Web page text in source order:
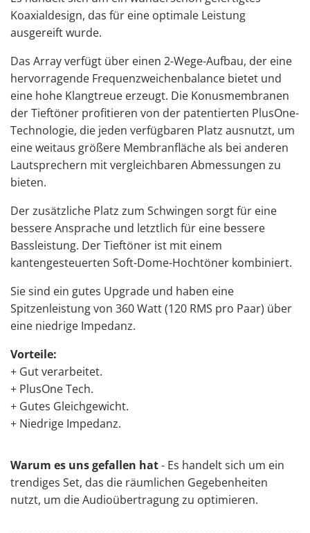
Koaxialdesign, das für eine optimale Leistung
ausgereift wurde.
Das Array verfügt über einen 2-Wege-Aufbau, der eine
hervorragende Frequenzweichenbalance bietet und
eine hohe Klangtreue erzeugt. Die Konusmembranen
der Tieftöner profitieren von der patentierten PlusOne-
Technologie, die jeden verfügbaren Platz ausnutzt, um
eine weitaus größere Membranfläche als bei anderen
Lautsprechern mit vergleichbaren Abmessungen zu
bieten.
Der zusätzliche Platz zum Schwingen sorgt für eine
bessere Ansprache und letztlich für eine bessere
Bassleistung. Der Tieftöner ist mit einem
kantengesteuerten Soft-Dome-Hochtöner kombiniert.
Sie sind ein gutes Upgrade und haben eine
Spitzenleistung von 360 Watt (120 RMS pro Paar) über
eine niedrige Impedanz.
Vorteile:
+ Gut verarbeitet.
+ PlusOne Tech.
+ Gutes Gleichgewicht.
+ Niedrige Impedanz.
Warum es uns gefallen hat- Es handelt sich um ein
trendiges Set, das die räumlichen Gegebenheiten
nutzt, um die Audioübertragung zu optimieren.